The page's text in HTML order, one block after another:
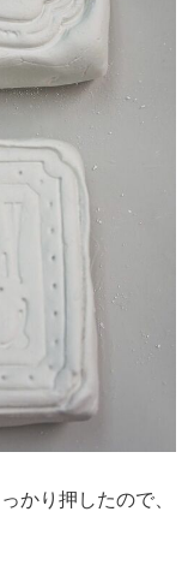
かり押したので、